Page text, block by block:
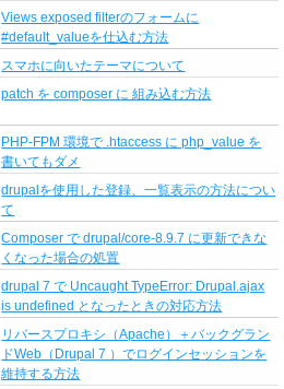
Views exposed filterのフォームに
#default_valueを仕込む方法
スマホに向いたテーマについて
patch を composer に 組み込む方法
PHP-FPM 環境で .htaccess に php_value を
書いてもダメ
drupalを使用した登録、一覧表示の方法につい
て
Composer で drupal/core-8.9.7 に更新できな
くなった場合の処置
drupal 7 で Uncaught TypeError: Drupal.ajax
is undefined となったときの対応方法
リバースプロキシ（Apache）＋バックグラン
ドWeb（Drupal 7 ）でログインセッションを
維持する方法